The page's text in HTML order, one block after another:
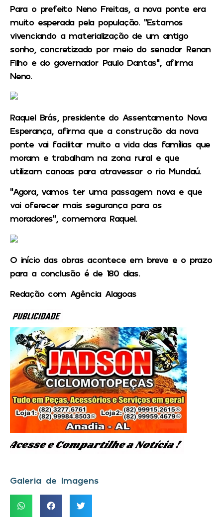
Para o prefeito Neno Freitas, a nova ponte era
muito esperada pela população. “Estamos
vivenciando a materialização de um antigo
sonho, concretizado por meio do senador Renan
Filho e do governador Paulo Dantas”, afirma
Neno.
Raquel Brás, presidente do Assentamento Nova
Esperança, afirma que a construção da nova
ponte vai facilitar muito a vida das famílias que
moram e trabalham na zona rural e que
utilizam canoas para atravessar o rio Mundaú.
“Agora, vamos ter uma passagem nova e que
vai oferecer mais segurança para os
moradores”, comemora Raquel.
O início das obras acontece em breve e o prazo
para a conclusão é de 180 dias.
Redação com Agência Alagoas
Galeria de Imagens